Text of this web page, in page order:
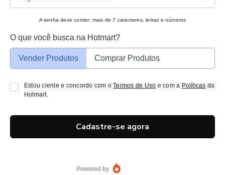
A senha deve conter: mais de 7 caracteres, letras e números
O que você busca na Hotmart?
Vender Produtos Comprar Produtos
Estou ciente e concordo com oTermos de Uso e com a Políticas da
Hotmart.
Cadastre-se agora
Powered by